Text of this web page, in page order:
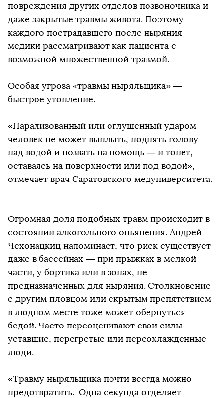
повреждения других отделов позвоночника и
даже закрытые травмы живота. Поэтому
каждого пострадавшего после ныряния
медики рассматривают как пациента с
возможной множественной травмой.
Особая угроза «травмы ныряльщика» —
быстрое утопление.
«Парализованный или оглушенный ударом
человек не может выплыть, поднять голову
над водой и позвать на помощь — и тонет,
оставаясь на поверхности или под водой»,-
отмечает врач Саратовского медуниверситета.
Огромная доля подобных травм происходит в
состоянии алкогольного опьянения. Андрей
Чехонацкиц напоминает, что риск существует
даже в бассейнах — при прыжках в мелкой
части, у бортика или в зонах, не
предназначенных для ныряния. Столкновение
с другим пловцом или скрытым препятствием
в людном месте тоже может обернуться
бедой. Часто переоценивают свои силы
уставшие, перегретые или переохлажденные
люди.
«Травму ныряльщика почти всегда можно
предотвратить. Одна секунда отделяет